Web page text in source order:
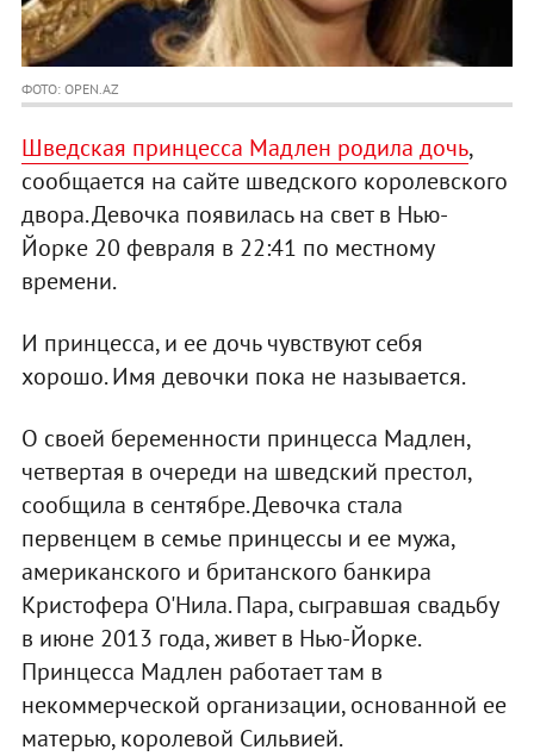
ФОТО: OPEN.AZ
Шведская принцесса Мадлен родила дочь,
сообщается на сайте шведского королевского
двора. Девочка появилась на свет в Нью-
Йорке 20 февраля в 22:41 по местному
времени.
И принцесса, и ее дочь чувствуют себя
хорошо. Имя девочки пока не называется.
О своей беременности принцесса Мадлен,
четвертая в очереди на шведский престол,
сообщила в сентябре. Девочка стала
первенцем в семье принцессы и ее мужа,
американского и британского банкира
Кристофера О'Нила. Пара, сыгравшая свадьбу
в июне 2013 года, живет в Нью-Йорке.
Принцесса Мадлен работает там в
некоммерческой организации, основанной ее
матерью, королевой Сильвией.